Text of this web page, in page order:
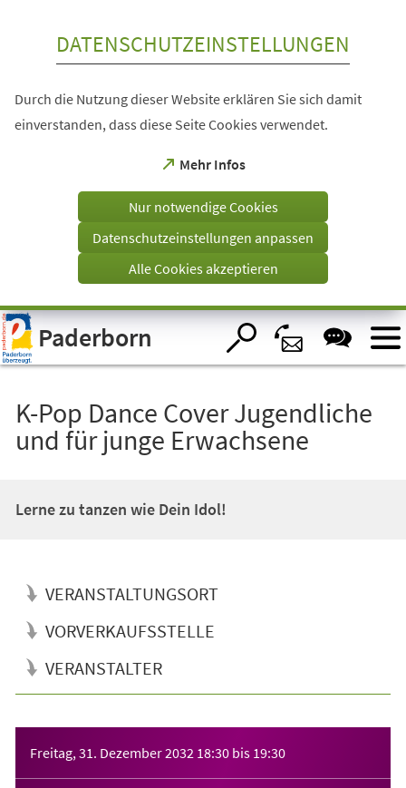
Visuelle
Assistenzsoftware
öffnen.
DATENSCHUTZEINSTELLUNGEN
Durch die Nutzung dieser Website erklären Sie sich damit
einverstanden, dass diese Seite Cookies verwendet.
Mehr Infos
(Öffnet
einem
Tab)
Nur notwendige Cookies
Datenschutzeinstellungen anpassen
Alle Cookies akzeptieren
Paderborn
K-Pop Dance Cover Jugendliche
und für junge Erwachsene
Lerne zu tanzen wie Dein Idol!
VERANSTALTUNGSORT
VORVERKAUFSSTELLE
VERANSTALTER
Freitag, 31. Dezember 2032 18:30 bis 19:30